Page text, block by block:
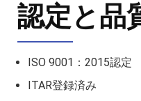
認定と品
ISO 9001：2015認定
ITAR登録済み